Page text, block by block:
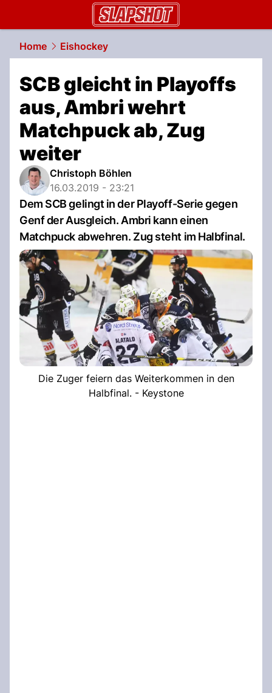
Home Eishockey
SCB gleicht in Playoffs
aus, Ambri wehrt
Matchpuck ab, Zug
weiter
Christoph Böhlen
16.03.2019 - 23:21
Dem SCB gelingt in der Playoff-Serie gegen
Genf der Ausgleich. Ambri kann einen
Matchpuck abwehren. Zug steht im Halbfinal.
Die Zuger feiern das Weiterkommen in den
Halbfinal. - Keystone